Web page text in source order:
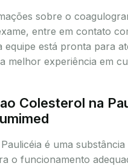
sobre o
entre em contato
equipe está pronta para
melhor experiência em
Colesterol na
é uma substância
o funcionamento